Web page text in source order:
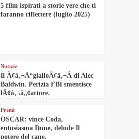
5 film ispirati a storie vere che ti
faranno riflettere (luglio 2025)
Notizie
Il Ã¢â‚¬Å“gialloÃ¢â‚¬Â di Alec
Baldwin. Perizia FBI smentisce
lÃ¢â‚¬â„¢attore.
Premi
OSCAR: vince Coda,
entusiasma Dune, delude Il
potere del cane.